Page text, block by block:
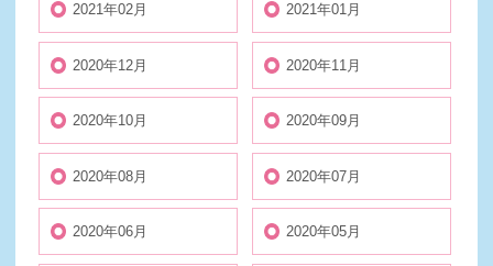
2021年02月 2021年01月
2020年12月 2020年11月
2020年10月 2020年09月
2020年08月 2020年07月
2020年06月 2020年05月